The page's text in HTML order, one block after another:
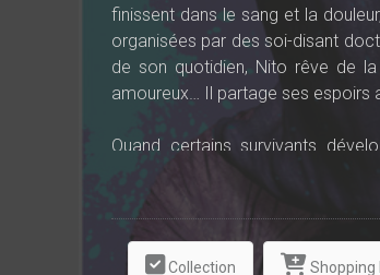
finissent dans le sang et la
organisées par des soi-disant
de son quotidien, Nito rêve de
amoureux… Il partage ses espoirs
Quand certains survivants
transférés avant d’y parvenir,
enfants de succubes ! Ces
pour se reproduire. Repéré, Nito
pour le sauver. Loin de
Collection Shopping